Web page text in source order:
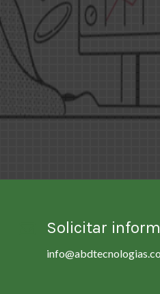
Solicitar